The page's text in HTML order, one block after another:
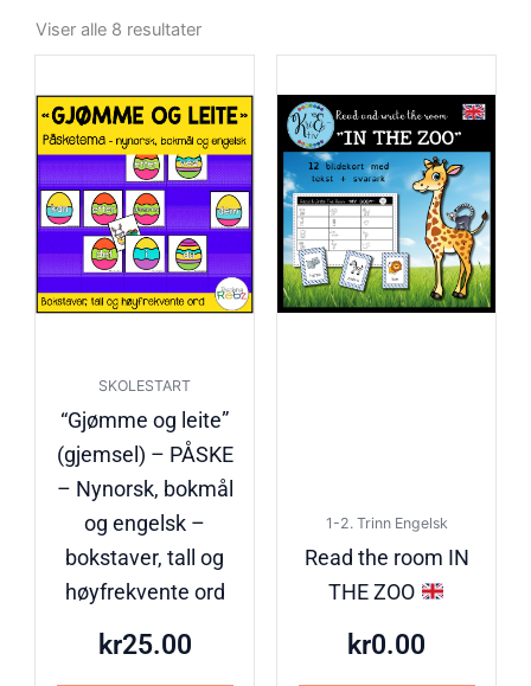
Viser alle 8 resultateretter
SKOLESTART
“Gjømme og leite”
(gjemsel) – PÅSKE
– Nynorsk, bokmål
og engelsk –
bokstaver, tall og
høyfrekvente ord
kr25.00
1-2. Trinn Engelsk
Read the room IN
THE ZOO
kr0.00